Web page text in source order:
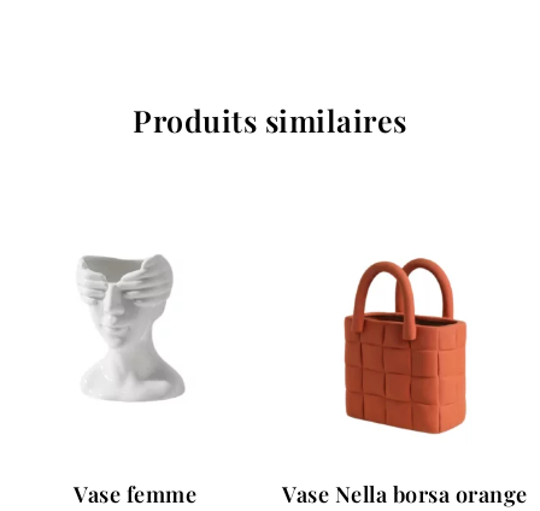
Produits similaires
Vase femme
Vase Nella borsa orange